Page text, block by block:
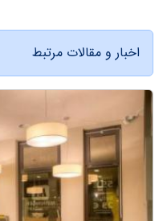
اخبار و مقالات مرتبط